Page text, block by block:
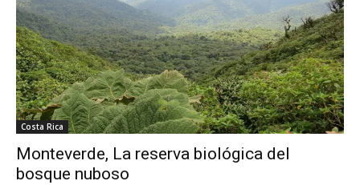
Thru
My
Costa Rica
Monteverde, La reserva biológica del
bosque nuboso